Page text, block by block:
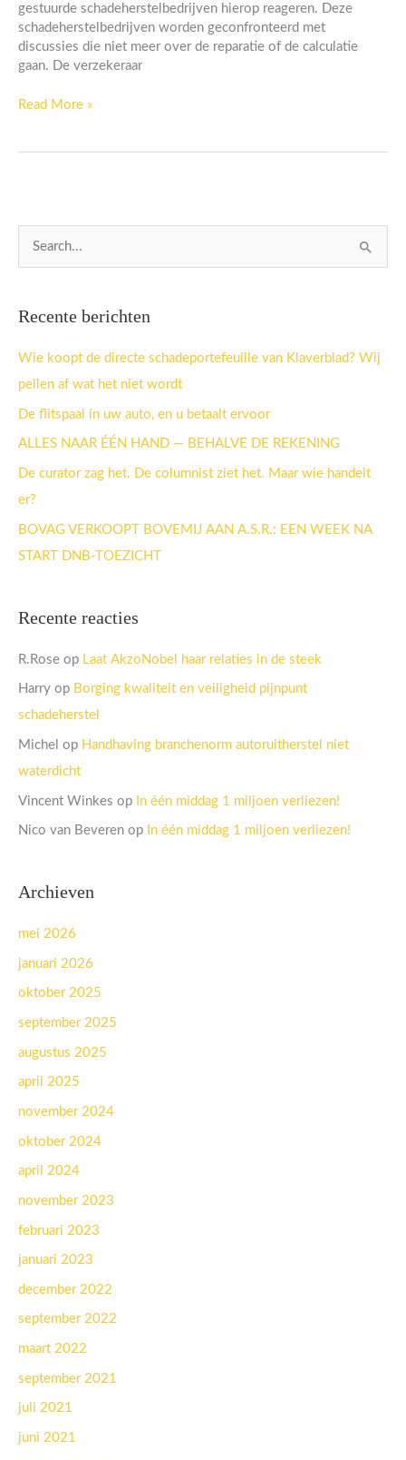
gestuurde schadeherstelbedrijven hierop reageren. Deze
schadeherstelbedrijven worden geconfronteerd met
discussies die niet meer over de reparatie of de calculatie
gaan. De verzekeraar
Read More »
n
a
a
r
Recente berichten
Wie koopt de directe schadeportefeuille van Klaverblad? Wij
pellen af wat het niet wordt
De flitspaal in uw auto, en u betaalt ervoor
ALLES NAAR ÉÉN HAND — BEHALVE DE REKENING
De curator zag het. De columnist ziet het. Maar wie handelt
er?
BOVAG VERKOOPT BOVEMIJ AAN A.S.R.: EEN WEEK NA
START DNB-TOEZICHT
Recente reacties
R.Rose op Laat AkzoNobel haar relaties in de steek
Harry op Borging kwaliteit en veiligheid pijnpunt
schadeherstel
Michel op Handhaving branchenorm autoruitherstel niet
waterdicht
Vincent Winkes op In één middag 1 miljoen verliezen!
Nico van Beveren op In één middag 1 miljoen verliezen!
Archieven
mei 2026
januari 2026
oktober 2025
september 2025
augustus 2025
april 2025
november 2024
oktober 2024
april 2024
november 2023
februari 2023
januari 2023
december 2022
september 2022
maart 2022
september 2021
juli 2021
juni 2021